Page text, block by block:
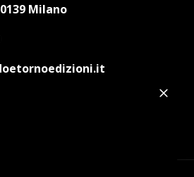
Milano